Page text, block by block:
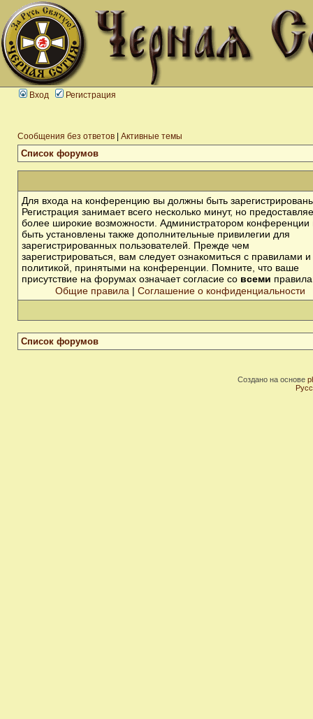
Вход Регистрация
Сообщения без ответов Активные темы
Список форумов
Для входа на конференцию вы должны быть
Регистрация занимает всего несколько минут, но
более широкие возможности. Администратором конференции
быть установлены также дополнительные привилегии для
зарегистрированных пользователей. Прежде чем
зарегистрироваться, вам следует ознакомиться с правилами и
политикой, принятыми на конференции. Помните, что ваше
присутствие на форумах означает согласие со всеми
Общие правила | Соглашение о конфиденциальности
Список форумов
Создано на основе